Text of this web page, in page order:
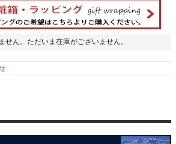
せん。ただいま在庫がございません。